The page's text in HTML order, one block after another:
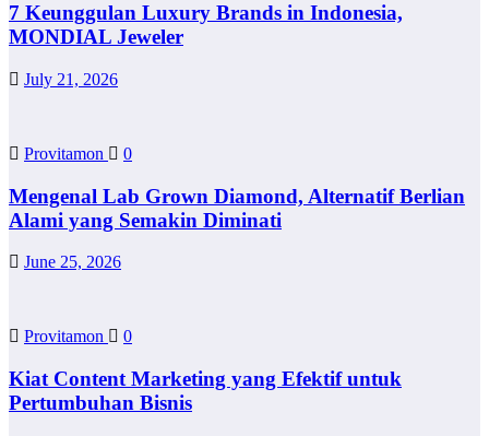
7 Keunggulan Luxury Brands in Indonesia,
MONDIAL Jeweler
July 21, 2026
Provitamon 0
Mengenal Lab Grown Diamond, Alternatif Berlian
Alami yang Semakin Diminati
June 25, 2026
Provitamon 0
Kiat Content Marketing yang Efektif untuk
Pertumbuhan Bisnis